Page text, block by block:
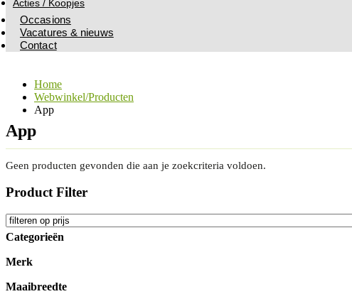
Acties / Koopjes
Occasions
Vacatures & nieuws
Contact
Home
Webwinkel/Producten
App
App
Geen producten gevonden die aan je zoekcriteria voldoen.
Product Filter
Categorieën
Merk
Maaibreedte